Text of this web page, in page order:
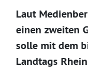
Laut
einen zweiten
solle mit dem
Landtags